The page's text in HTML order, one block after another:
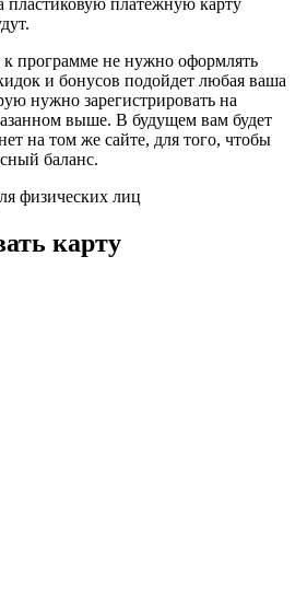
пластиковую платежную карту
программе не нужно оформлять
и бонусов подойдет любая ваша
нужно зарегистрировать на
выше. В будущем вам будет
на том же сайте, для того, чтобы
баланс.
карту